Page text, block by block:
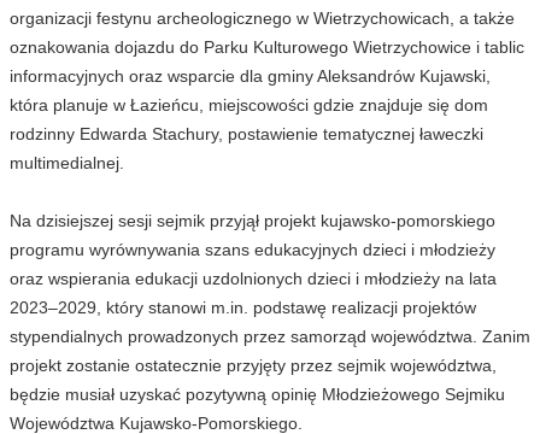
organizacji festynu archeologicznego w Wietrzychowicach, a także
oznakowania dojazdu do Parku Kulturowego Wietrzychowice i tablic
informacyjnych oraz wsparcie dla gminy Aleksandrów Kujawski,
która planuje w Łazieńcu, miejscowości gdzie znajduje się dom
rodzinny Edwarda Stachury, postawienie tematycznej ławeczki
multimedialnej.
Na dzisiejszej sesji sejmik przyjął projekt kujawsko-pomorskiego
programu wyrównywania szans edukacyjnych dzieci i młodzieży
oraz wspierania edukacji uzdolnionych dzieci i młodzieży na lata
2023–2029, który stanowi m.in. podstawę realizacji projektów
stypendialnych prowadzonych przez samorząd województwa. Zanim
projekt zostanie ostatecznie przyjęty przez sejmik województwa,
będzie musiał uzyskać pozytywną opinię Młodzieżowego Sejmiku
Województwa Kujawsko-Pomorskiego.